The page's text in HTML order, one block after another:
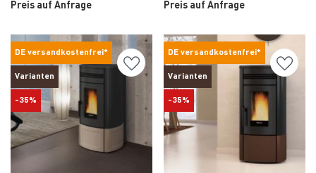
Preis auf Anfrage Preis auf Anfrage
DE versandkostenfrei*
Varianten
-35%
DE versandkostenfrei*
Varianten
-35%
Produkt ansehen